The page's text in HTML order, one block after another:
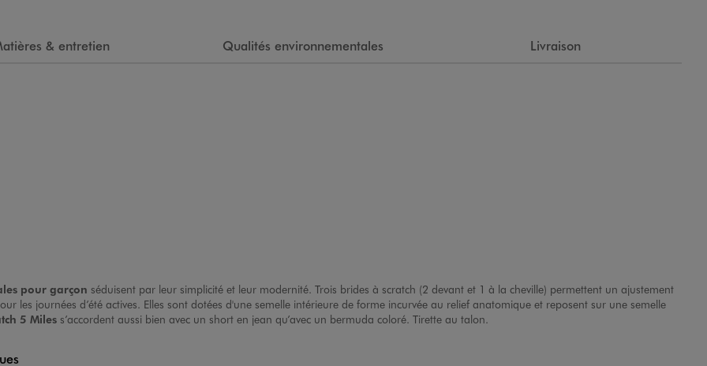
& entretien Qualités environnementales Livraison
pour garçon séduisent par leur simplicité et leur modernité. Trois brides à scratch (2 devant et 1 à la cheville) permettent un ajustement
les journées d’été actives. Elles sont dotées d'une semelle intérieure de forme incurvée au relief anatomique et reposent sur une semelle
5 Miles s’accordent aussi bien avec un short en jean qu’avec un bermuda coloré. Tirette au talon.